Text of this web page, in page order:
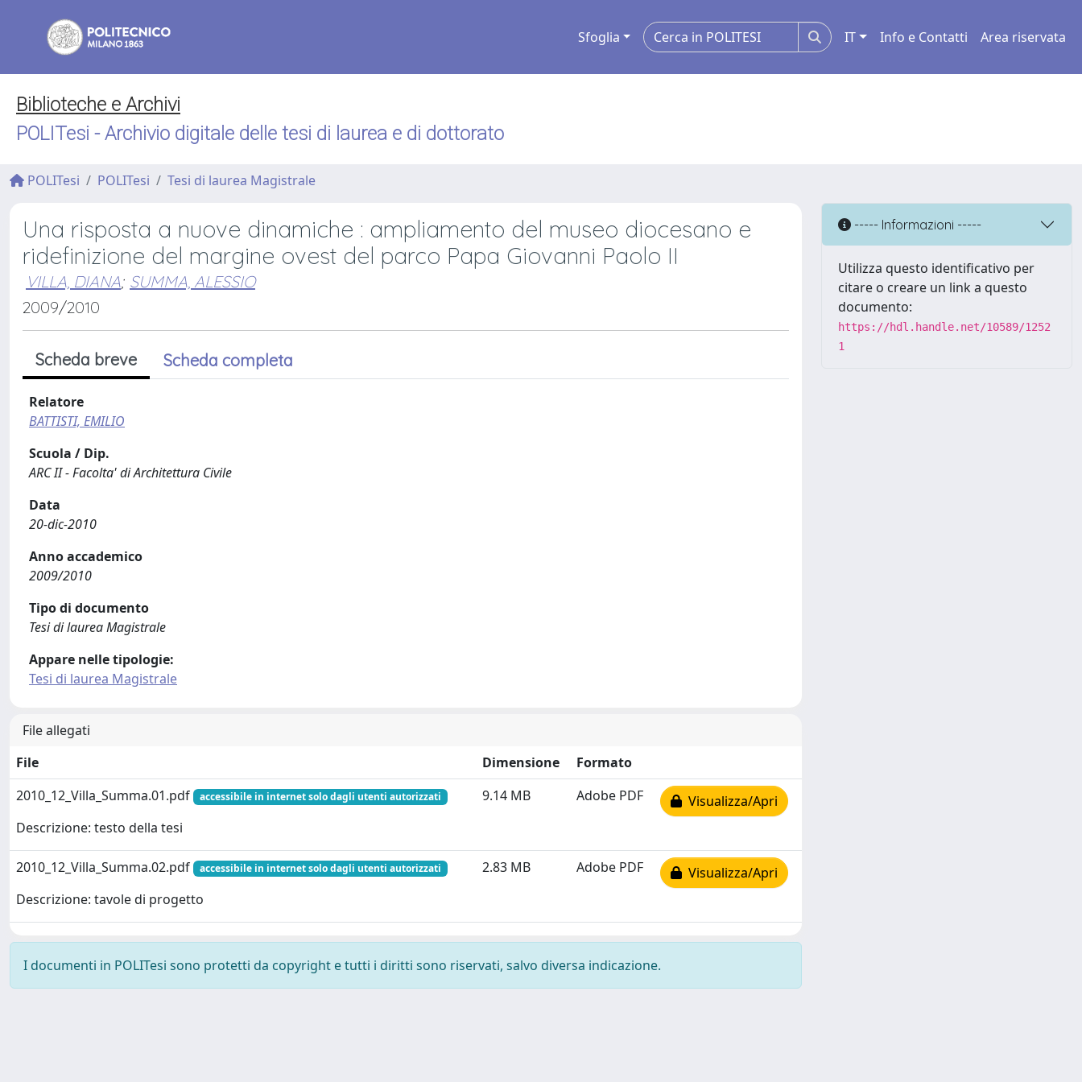
Sfoglia IT Info e Contatti Area riservata
Biblioteche e Archivi
POLITesi - Archivio digitale delle tesi di laurea e di dottorato
POLITesi POLITesi Tesi di laurea Magistrale
Una risposta a nuove dinamiche : ampliamento del museo diocesano e
ridefinizione del margine ovest del parco Papa Giovanni Paolo II
VILLA, DIANA; SUMMA, ALESSIO
2009/2010
Scheda breve Scheda completa
Relatore
BATTISTI, EMILIO
Scuola / Dip.
ARC II - Facolta' di Architettura Civile
Data
20-dic-2010
Anno accademico
2009/2010
Tipo di documento
Tesi di laurea Magistrale
Appare nelle tipologie:
Tesi di laurea Magistrale
File allegati
File
Dimensione
Formato
2010_12_Villa_Summa.01.pdf
accessibile in internet solo dagli utenti autorizzati
Descrizione: testo della tesi
9.14 MB Adobe PDF Visualizza/Apri
2010_12_Villa_Summa.02.pdf accessibile in internet solo dagli utenti autorizzati
Descrizione: tavole di progetto
2.83 MB Adobe PDF Visualizza/Apri
I documenti in POLITesi sono protetti da copyright e tutti i diritti sono riservati, salvo diversa indicazione.
----- Informazioni -----
Utilizza questo identificativo per
citare o creare un link a questo
documento:
https://hdl.handle.net/10589/1252
1